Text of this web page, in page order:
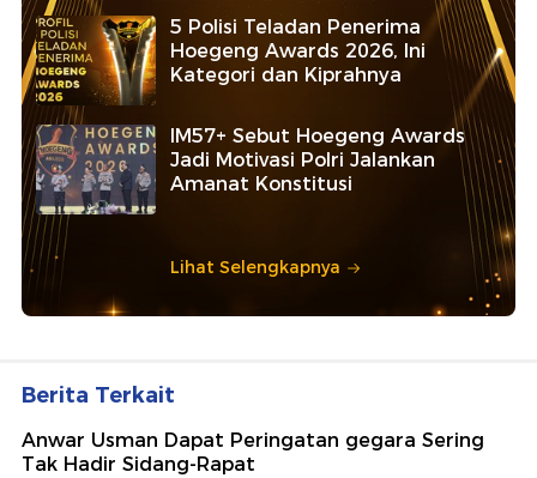
5 Polisi Teladan Penerima
Hoegeng Awards 2026, Ini
Kategori dan Kiprahnya
IM57+ Sebut Hoegeng Awards
Jadi Motivasi Polri Jalankan
Amanat Konstitusi
Lihat Selengkapnya
Berita Terkait
Anwar Usman Dapat Peringatan gegara Sering
Tak Hadir Sidang-Rapat